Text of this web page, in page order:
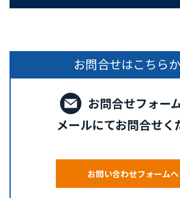
お問合せはこちら
お問合せフォー
メールにてお問合せく
お問い合わせフォームへ